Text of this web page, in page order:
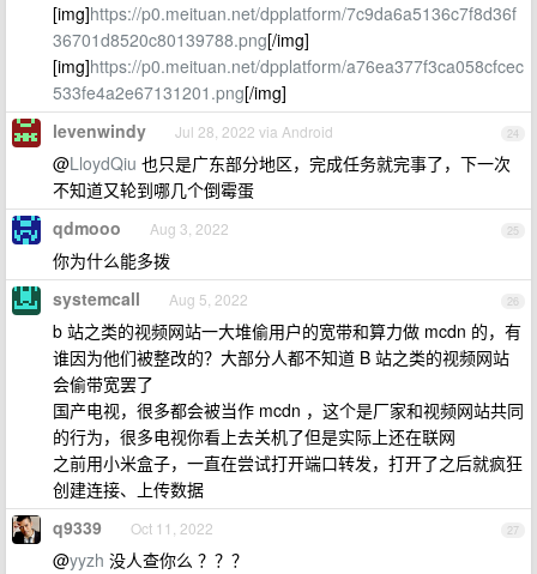
[img]https://p0.meituan.net/dpplatform/7c9da6a5136c7f8d36f
36701d8520c80139788.png[/img]
[img]https://p0.meituan.net/dpplatform/a76ea377f3ca058cfcec
533fe4a2e67131201.png[/img]
24
levenwindy Jul 28, 2022 via Android
@LloydQiu 也只是广东部分地区，完成任务就完事了，下一次
不知道又轮到哪几个倒霉蛋
25
qdmooo Aug 3, 2022
你为什么能多拨
26
systemcall Aug 5, 2022
b 站之类的视频网站一大堆偷用户的宽带和算力做 mcdn 的，有
谁因为他们被整改的？大部分人都不知道 B 站之类的视频网站
会偷带宽罢了
国产电视，很多都会被当作 mcdn ，这个是厂家和视频网站共同
的行为，很多电视你看上去关机了但是实际上还在联网
之前用小米盒子，一直在尝试打开端口转发，打开了之后就疯狂
创建连接、上传数据
27
q9339 Oct 11, 2022
@yyzh 没人查你么 ？？？